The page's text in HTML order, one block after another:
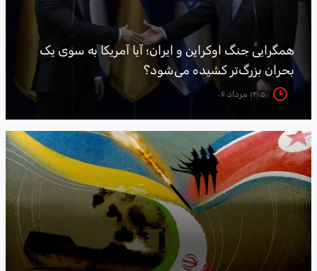
همگرایی جنگ اوکراین و ایران؛ آیا آمریکا به سوی یک
بحران بزرگ‌تر کشیده می‌شود؟
۱۴۰۵ مرداد ۰۶